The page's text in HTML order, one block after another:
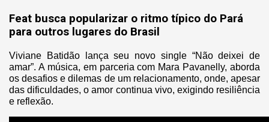
Feat busca popularizar o ritmo típico do Pará
para outros lugares do Brasil
Viviane Batidão lança seu novo single “Não deixei de
amar”. A música, em parceria com Mara Pavanelly, aborda
os desafios e dilemas de um relacionamento, onde, apesar
das dificuldades, o amor continua vivo, exigindo resiliência
e reflexão.